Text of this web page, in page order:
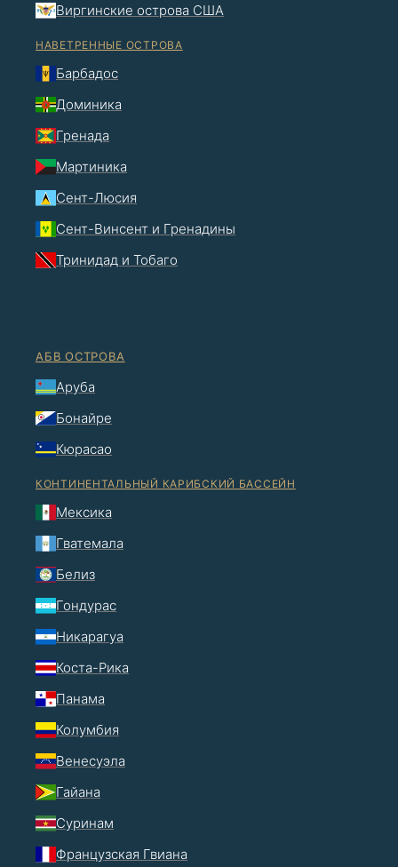
Виргинские острова США
НАВЕТРЕННЫЕ ОСТРОВА
Барбадос
Доминика
Гренада
Мартиника
Сент-Люсия
Сент-Винсент и Гренадины
Тринидад и Тобаго
АБВ ОСТРОВА
Аруба
Бонайре
Кюрасао
КОНТИНЕНТАЛЬНЫЙ КАРИБСКИЙ БАССЕЙН
Мексика
Гватемала
Белиз
Гондурас
Никарагуа
Коста-Рика
Панама
Колумбия
Венесуэла
Гайана
Суринам
Французская Гвиана